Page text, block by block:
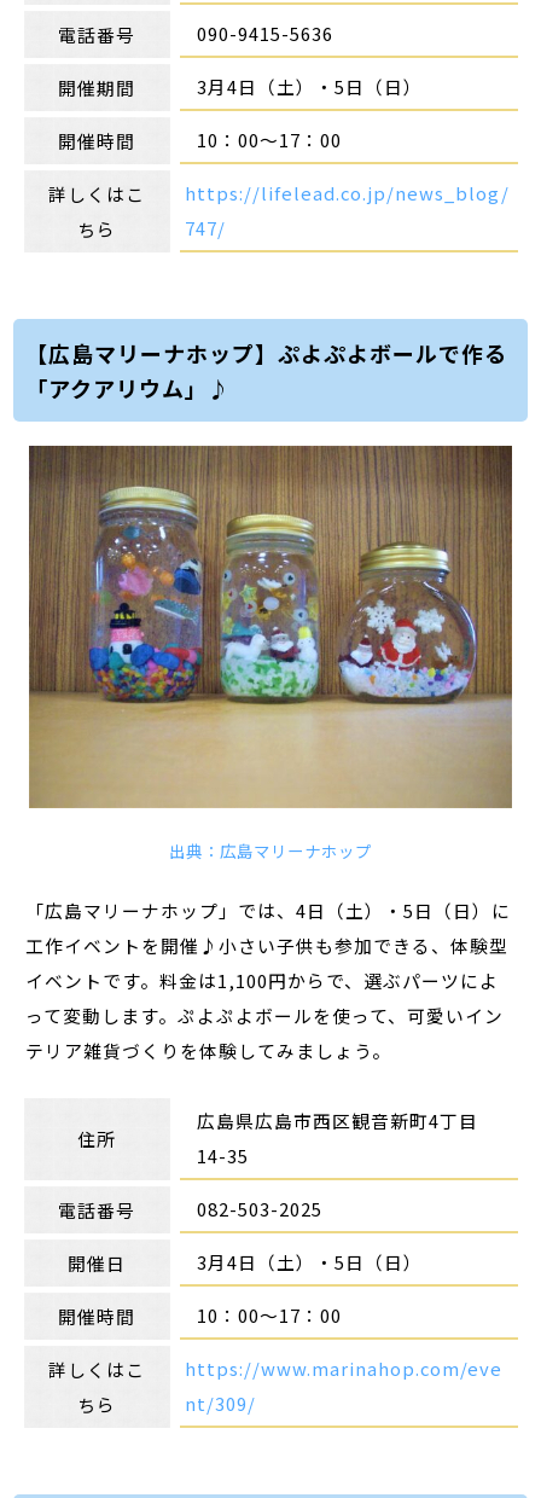
電話番号 090-9415-5636
開催期間 3月4日（土）・5日（日）
開催時間 10：00～17：00
詳しくはこ
ちら
https://lifelead.co.jp/news_blog/
747/
【広島マリーナホップ】ぷよぷよボールで作る
「アクアリウム」♪
出典：広島マリーナホップ
「広島マリーナホップ」では、4日（土）・5日（日）に
工作イベントを開催♪小さい子供も参加できる、体験型
イベントです。料金は1,100円からで、選ぶパーツによ
って変動します。ぷよぷよボールを使って、可愛いイン
テリア雑貨づくりを体験してみましょう。
住所
広島県広島市西区観音新町4丁目
14-35
電話番号 082-503-2025
開催日 3月4日（土）・5日（日）
開催時間 10：00～17：00
詳しくはこ
ちら
https://www.marinahop.com/eve
nt/309/